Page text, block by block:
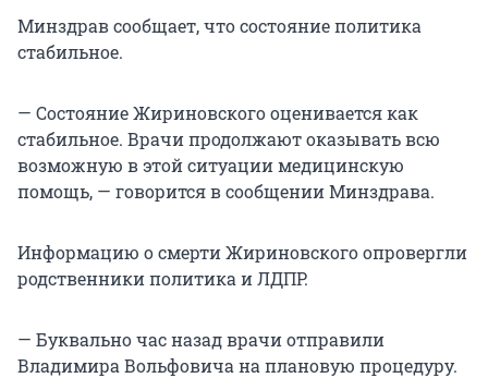
Минздрав сообщает, что состояние политика
стабильное.
— Состояние Жириновского оценивается как
стабильное. Врачи продолжают оказывать всю
возможную в этой ситуации медицинскую
помощь, — говорится в сообщении Минздрава.
Информацию о смерти Жириновского опровергли
родственники политика и ЛДПР.
— Буквально час назад врачи отправили
Владимира Вольфовича на плановую процедуру.